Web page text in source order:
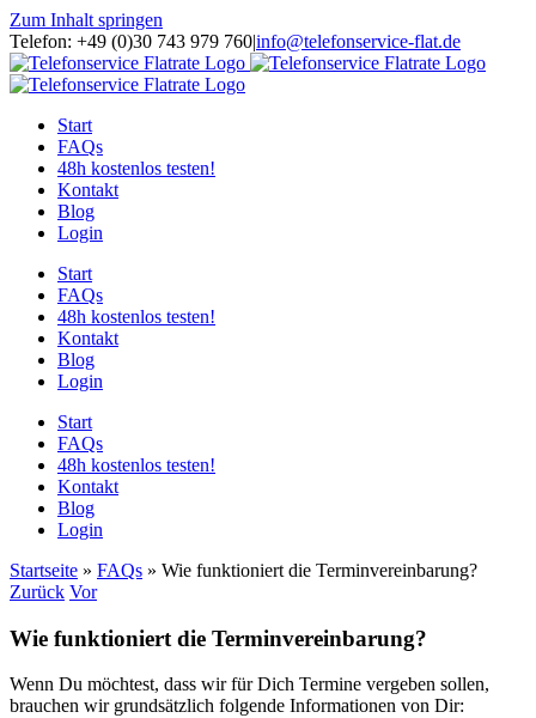
Zum Inhalt springen
Telefon: +49 (0)30 743 979 760|info@telefonservice-flat.de
Start
FAQs
48h kostenlos testen!
Kontakt
Blog
Login
Start
FAQs
48h kostenlos testen!
Kontakt
Blog
Login
Start
FAQs
48h kostenlos testen!
Kontakt
Blog
Login
Startseite » FAQs » Wie funktioniert die Terminvereinbarung?
Zurück Vor
Wie funktioniert die Terminvereinbarung?
Wenn Du möchtest, dass wir für Dich Termine vergeben sollen,
brauchen wir grundsätzlich folgende Informationen von Dir: